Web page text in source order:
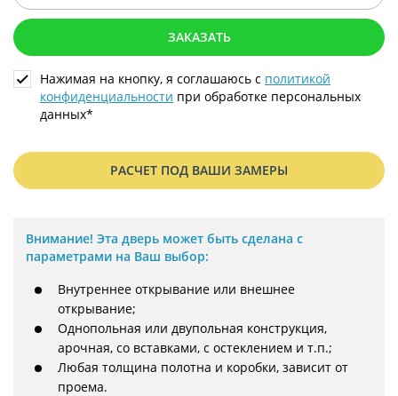
ЗАКАЗАТЬ
Нажимая на кнопку, я соглашаюсь с политикой
конфиденциальности при обработке персональных
данных*
РАСЧЕТ ПОД ВАШИ ЗАМЕРЫ
Внимание! Эта дверь может быть сделана с
параметрами на Ваш выбор:
Внутреннее открывание или внешнее
открывание;
Однопольная или двупольная конструкция,
арочная, со вставками, с остеклением и т.п.;
Любая толщина полотна и коробки, зависит от
проема.